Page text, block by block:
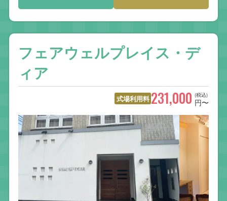
フェアウェルプレイス・デ
ィア
式場利用料 (税込)
231,000 円〜